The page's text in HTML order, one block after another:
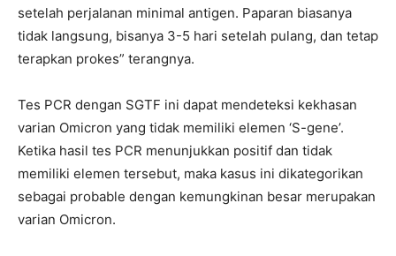
setelah perjalanan minimal antigen. Paparan biasanya
tidak langsung, bisanya 3-5 hari setelah pulang, dan tetap
terapkan prokes” terangnya.
Tes PCR dengan SGTF ini dapat mendeteksi kekhasan
varian Omicron yang tidak memiliki elemen ‘S-gene’.
Ketika hasil tes PCR menunjukkan positif dan tidak
memiliki elemen tersebut, maka kasus ini dikategorikan
sebagai probable dengan kemungkinan besar merupakan
varian Omicron.